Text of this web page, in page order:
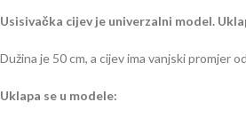
Usisivačka cijev je univerzalni model.
Dužina je 50 cm, a cijev ima vanjski promjer
Uklapa se u modele: